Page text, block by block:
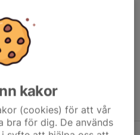
kakor
(cookies) för att vår
bra för dig. De används